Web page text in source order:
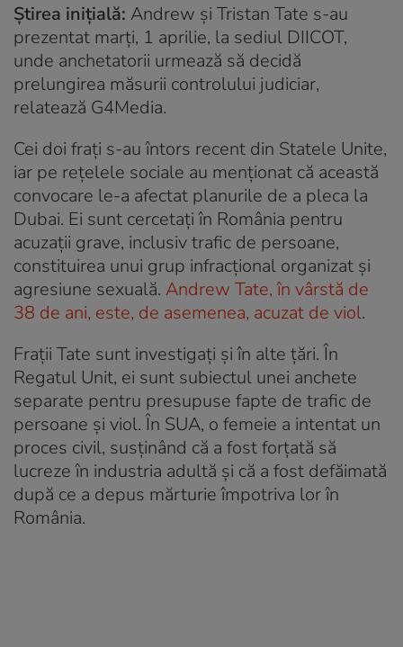
Știrea inițială: Andrew și Tristan Tate s-au
prezentat marți, 1 aprilie, la sediul DIICOT,
unde anchetatorii urmează să decidă
prelungirea măsurii controlului judiciar,
relatează G4Media.
Cei doi frați s-au întors recent din Statele Unite,
iar pe rețelele sociale au menționat că această
convocare le-a afectat planurile de a pleca la
Dubai. Ei sunt cercetați în România pentru
acuzații grave, inclusiv trafic de persoane,
constituirea unui grup infracțional organizat și
agresiune sexuală. Andrew Tate, în vârstă de
38 de ani, este, de asemenea, acuzat de viol.
Frații Tate sunt investigați și în alte țări. În
Regatul Unit, ei sunt subiectul unei anchete
separate pentru presupuse fapte de trafic de
persoane și viol. În SUA, o femeie a intentat un
proces civil, susținând că a fost forțată să
lucreze în industria adultă și că a fost defăimată
după ce a depus mărturie împotriva lor în
România.